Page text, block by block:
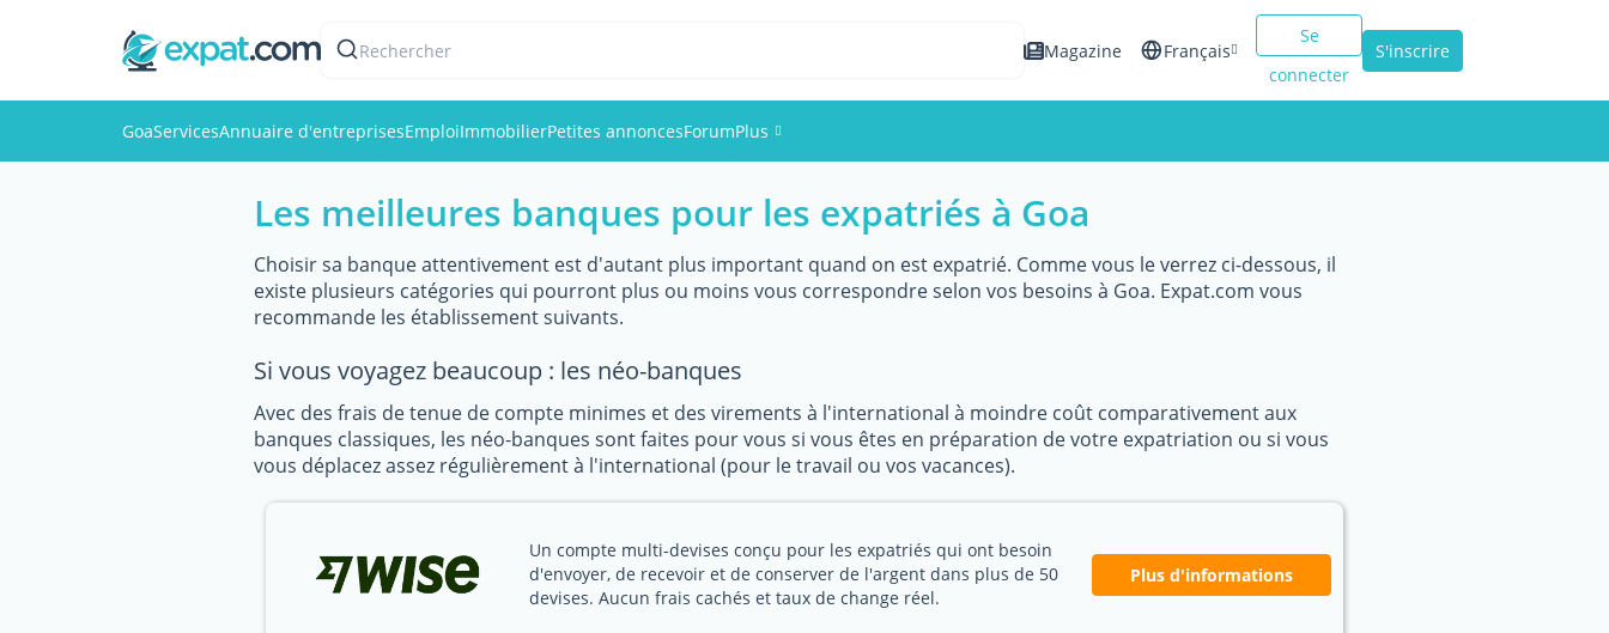
Rechercher Magazine Français
Se
connecter
S'inscrire
GoaServicesAnnuaire d'entreprisesEmploiImmobilierPetites annoncesForumPlus
Événements
Membres
Les meilleures banques pour les expatriés à Goa
Choisir sa banque attentivement est d'autant plus important quand on est expatrié. Comme vous le verrez ci-dessous, il
existe plusieurs catégories qui pourront plus ou moins vous correspondre selon vos besoins à Goa. Expat.com vous
recommande les établissement suivants.
Si vous voyagez beaucoup : les néo-banques
Avec des frais de tenue de compte minimes et des virements à l'international à moindre coût comparativement aux
banques classiques, les néo-banques sont faites pour vous si vous êtes en préparation de votre expatriation ou si vous
vous déplacez assez régulièrement à l'international (pour le travail ou vos vacances).
Un compte multi-devises conçu pour les expatriés qui ont besoin
d'envoyer, de recevoir et de conserver de l'argent dans plus de 50
devises. Aucun frais cachés et taux de change réel.
Plus d'informations